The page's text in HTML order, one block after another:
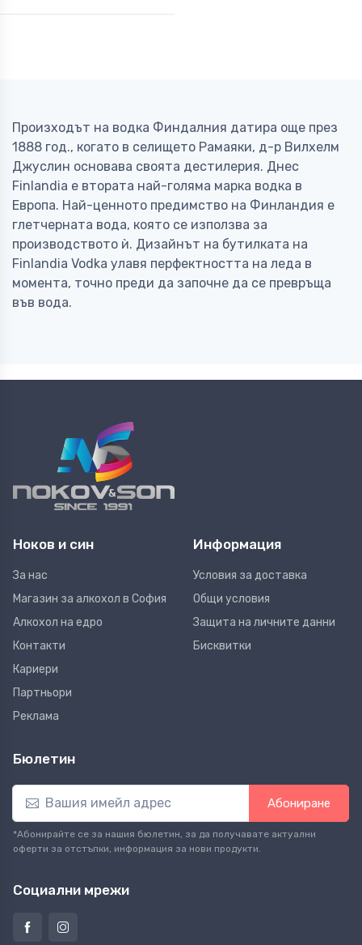
Произходът на водка Финдалния датира още през
1888 год., когато в селището Рамаяки, д-р Вилхелм
Джуслин основава своята дестилерия. Днес
Finlandia е втората най-голяма марка водка в
Европа. Най-ценното предимство на Финландия е
глетчерната вода, която се използва за
производството ѝ. Дизайнът на бутилката на
Finlandia Vodka улавя перфектността на леда в
момента, точно преди да започне да се превръща
във вода.
Ноков и син
За нас
Магазин за алкохол в София
Алкохол на едро
Контакти
Кариери
Партньори
Реклама
Информация
Условия за доставка
Общи условия
Защита на личните данни
Бисквитки
Бюлетин
Абониране
*Абонирайте се за нашия бюлетин, за да получавате актуални
оферти за отстъпки, информация за нови продукти.
Социални мрежи